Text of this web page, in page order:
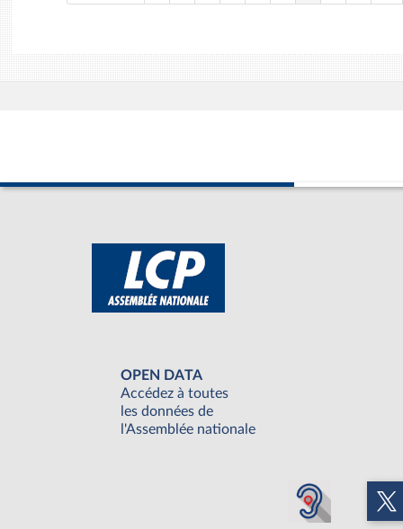
OPEN DATA
Accédez à toutes
les données de
l'Assemblée nationale